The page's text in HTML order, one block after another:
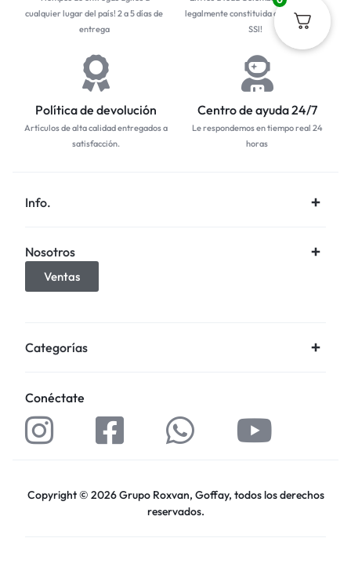
cualquier lugar del país! 2 a 5 días de
entrega
legalmente constituida con protocolo
SSl!
Política de devolución
Artículos de alta calidad entregados a
satisfacción.
Centro de ayuda 24/7
Le respondemos en tiempo real 24
horas
Info.
Nosotros
Ventas
Categorías
Conéctate
Copyright © 2026 Grupo Roxvan, Goffay, todos los derechos
reservados.